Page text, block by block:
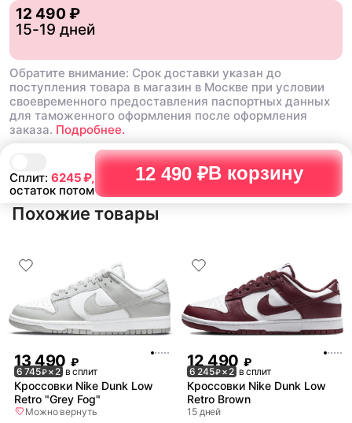
Сплит: 6245₽,
остаток потом
12 490 ₽В корзину
12 490 ₽
15-19 дней
Обратите внимание: Срок доставки указан до
поступления товара в магазин в Москве при условии
своевременного предоставления паспортных данных
для таможенного оформления после оформления
заказа. Подробнее.
Похожие товары
13 490 ₽
6 745₽× 2 в сплит
Кроссовки Nike Dunk Low
Retro "Grey Fog"
Можно вернуть
12 490 ₽
6 245₽× 2 в сплит
Кроссовки Nike Dunk Low
Retro Brown
15 дней